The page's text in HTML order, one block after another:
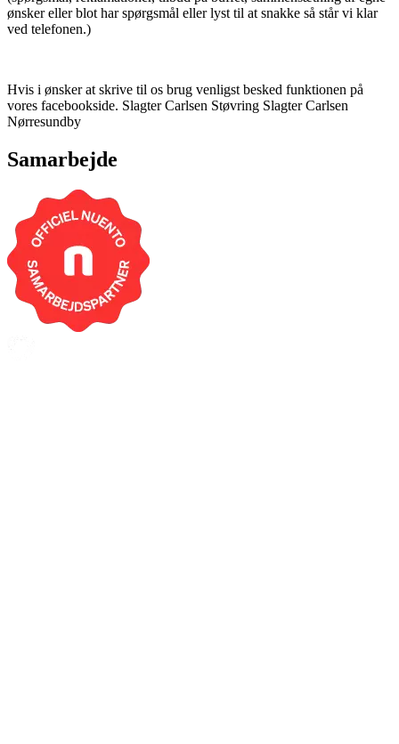
ønsker eller blot har spørgsmål eller lyst til at snakke så står vi klar
ved telefonen.)
Hvis i ønsker at skrive til os brug venligst besked funktionen på
vores facebookside. Slagter Carlsen Støvring Slagter Carlsen
Nørresundby
Samarbejde